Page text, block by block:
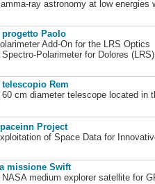
ray astronomy at low energies
progetto Paolo
Add-On for the LRS Optics
Spectro-Polarimeter for Dolores
Rem
60 cm diameter telescope located in
Project
of Space Data for
missione Swift
NASA medium explorer satellite for